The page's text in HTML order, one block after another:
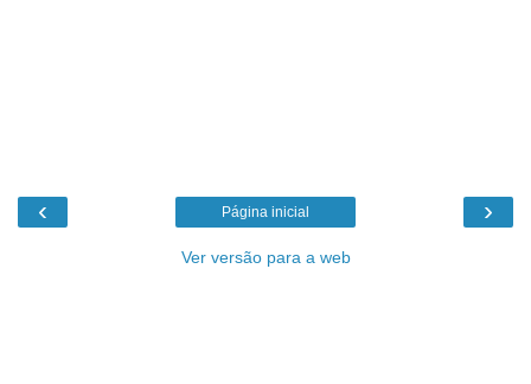
‹ ›
Página inicial
Ver versão para a web